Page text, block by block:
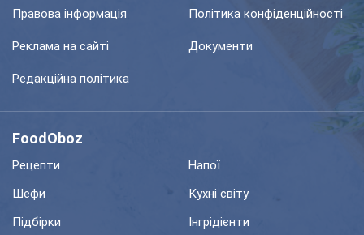
Правова інформація Політика конфіденційності
Реклама на сайті Документи
Редакційна політика
FoodOboz
Рецепти
Напої
Шефи
Кухні світу
Підбірки
Інгрідієнти